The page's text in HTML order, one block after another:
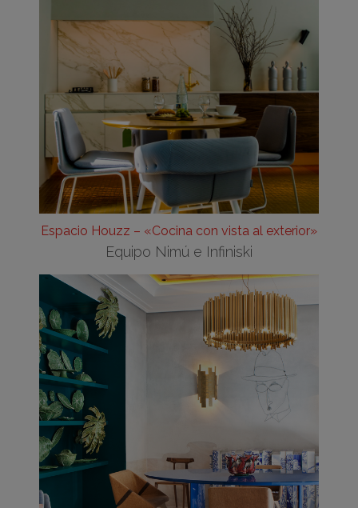
Espacio Houzz – «Cocina con vista al exterior»
Equipo Nimú e Infiniski